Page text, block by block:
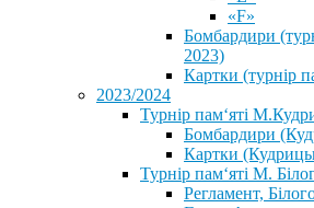
«F»
Бомбардири
2023)
Картки (турнір
2023/2024
⁨Турнір пам‘яті
Бомбардири
Картки
⁨Турнір пам‘яті М.
Регламент,